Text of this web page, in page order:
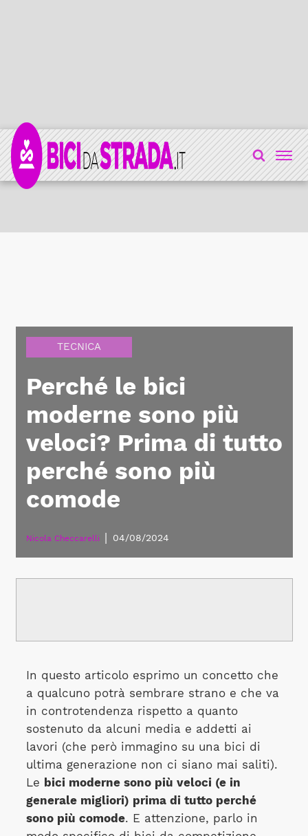
TECNICA
Perché le bici
moderne sono più
veloci? Prima di tutto
perché sono più
comode
Nicola Checcarelli 04/08/2024
In questo articolo esprimo un concetto che
a qualcuno potrà sembrare strano e che va
in controtendenza rispetto a quanto
sostenuto da alcuni media e addetti ai
lavori (che però immagino su una bici di
ultima generazione non ci siano mai saliti).
Le bici moderne sono più veloci (e in
generale migliori) prima di tutto perché
sono più comode. E attenzione, parlo in